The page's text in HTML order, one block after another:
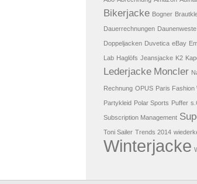
Bikerjacke Bogner
Dauerrechnungen Daunenweste
Doppeljacken Duvetica eBay
Lab Haglöfs Jeansjacke K2
Lederjacke Moncler
Rechnung OPUS Paris Fashion
Partykleid Polar Sports Puffer
Subscription Management
Toni Sailer Trends 2014
Winterjacke